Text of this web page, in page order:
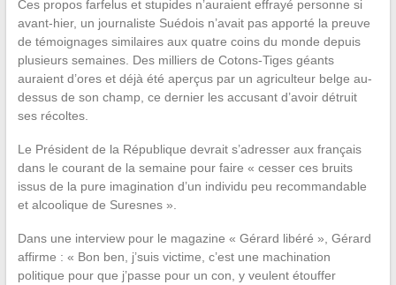
Ces propos farfelus et stupides n’auraient effrayé personne si
avant-hier, un journaliste Suédois n’avait pas apporté la preuve
de témoignages similaires aux quatre coins du monde depuis
plusieurs semaines. Des milliers de Cotons-Tiges géants
auraient d’ores et déjà été aperçus par un agriculteur belge au-
dessus de son champ, ce dernier les accusant d’avoir détruit
ses récoltes.
Le Président de la République devrait s’adresser aux français
dans le courant de la semaine pour faire « cesser ces bruits
issus de la pure imagination d’un individu peu recommandable
et alcoolique de Suresnes ».
Dans une interview pour le magazine « Gérard libéré », Gérard
affirme : « Bon ben, j’suis victime, c’est une machination
politique pour que j’passe pour un con, y veulent étouffer